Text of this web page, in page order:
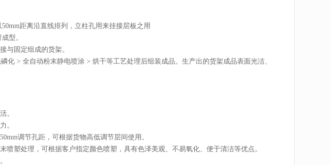
距离沿直线排列，立柱孔用来挂接层板之用
型。
与固定组成的货架。
化 > 全自动粉末静电喷涂 > 烘干等工艺处理后组装成品。生产出的货架成品表面光洁、
。
。
调节孔距，可根据货物高低调节层间使用。
喷塑处理，可根据客户指定颜色喷塑，具有色泽美观、不易氧化、便于清洁等优点。